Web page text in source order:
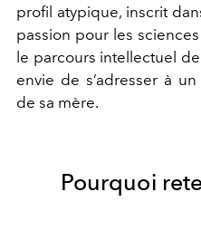
profil atypique, inscrit
passion pour les
le parcours intellectuel
envie de s’adresser à
de sa mère.
Pourquoi